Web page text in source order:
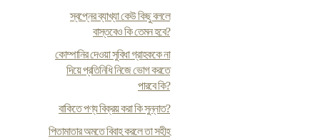
স্বপ্নের ব্যাখ্যা কেউ কিছু বললে
বাস্তবেও কি তেমন হবে?
কোম্পানির দেওয়া সুবিধা গ্রাহককে না
দিয়ে প্রতিনিধি নিজে ভোগ করতে
পারবে কি?
বাকিতে পণ্য বিক্রয় করা কি সুন্নাত?
পিতামাতার অমতে বিবাহ করলে তা সহীহ